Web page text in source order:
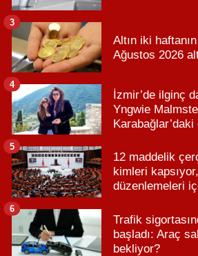
Altın iki
Ağustos 2026
3
İzmir’de ilginç
Yngwie
4
12 maddelik
kimleri
düzenlemeleri
5
Trafik
başladı: Araç
bekliyor?
6